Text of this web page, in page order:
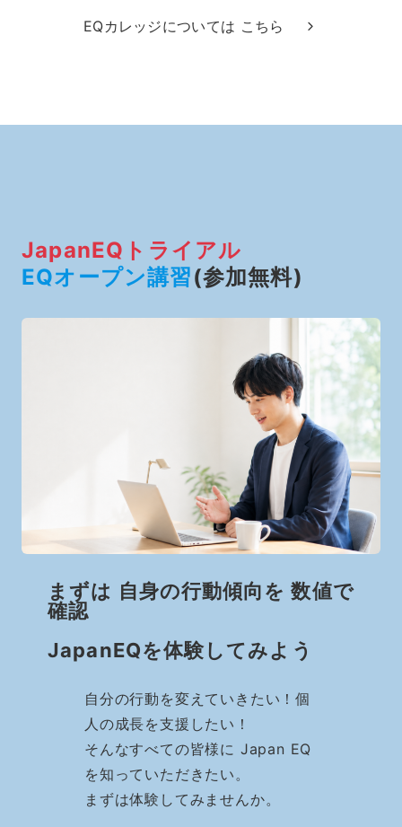
EQカレッジについては こちら
JapanEQトライアル
EQオープン講習(参加無料)
まずは 自身の行動傾向を 数値で
確認
JapanEQを体験してみよう
自分の行動を変えていきたい！個
人の成長を支援したい！
そんなすべての皆様に Japan EQ
を知っていただきたい。
まずは体験してみませんか。